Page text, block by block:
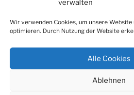
verwalten
Wir verwenden Cookies, um unsere Website
optimieren. Durch Nutzung der Website
Alle Cookies
Ablehnen